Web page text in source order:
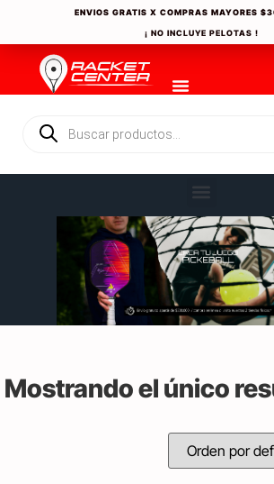
ENVIOS GRATIS X COMPRAS MAYORES
¡ NO INCLUYE PELOTAS !
Mostrando el único